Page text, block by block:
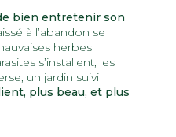
bien entretenir son
à l’abandon se
herbes
s’installent, les
un jardin suivi
plus beau, et plus